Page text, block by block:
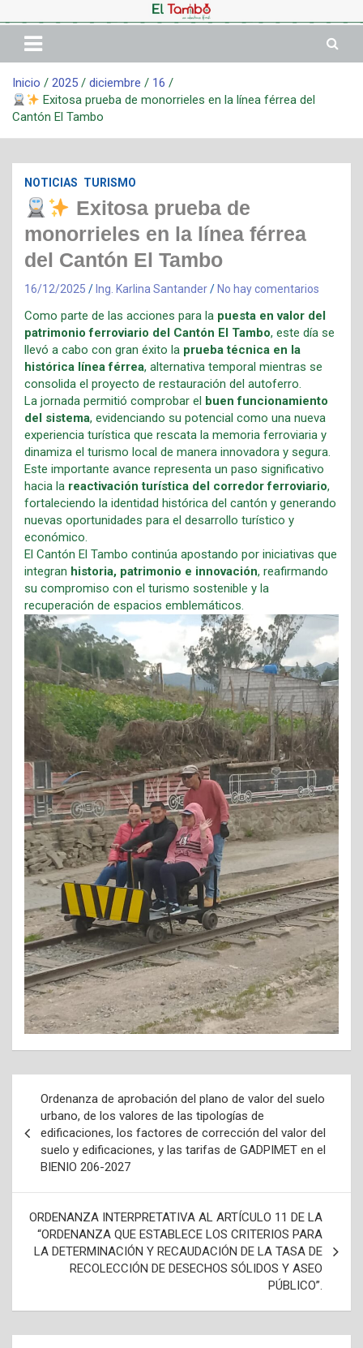
Inicio 2025 diciembre
16
Exitosa prueba de monorrieles en la línea férrea del
Cantón El Tambo
NOTICIAS TURISMO
Exitosa prueba de
monorrieles en la línea férrea
del Cantón El Tambo
16/12/2025 Ing. Karlina Santander No hay comentarios
Como parte de las acciones para la puesta en valor del
patrimonio ferroviario del Cantón El Tambo, este día se
llevó a cabo con gran éxito la prueba técnica en la
histórica línea férrea, alternativa temporal mientras se
consolida el proyecto de restauración del autoferro.
La jornada permitió comprobar el buen funcionamiento
del sistema, evidenciando su potencial como una nueva
experiencia turística que rescata la memoria ferroviaria y
dinamiza el turismo local de manera innovadora y segura.
Este importante avance representa un paso significativo
hacia la reactivación turística del corredor ferroviario,
fortaleciendo la identidad histórica del cantón y generando
nuevas oportunidades para el desarrollo turístico y
económico.
El Cantón El Tambo continúa apostando por iniciativas que
integran historia, patrimonio e innovación, reafirmando
su compromiso con el turismo sostenible y la
recuperación de espacios emblemáticos.
Ordenanza de aprobación del plano de valor del suelo
urbano, de los valores de las tipologías de
edificaciones, los factores de corrección del valor del
suelo y edificaciones, y las tarifas de GADPIMET en el
BIENIO 206-2027
ORDENANZA INTERPRETATIVA AL ARTÍCULO 11 DE LA
“ORDENANZA QUE ESTABLECE LOS CRITERIOS PARA
LA DETERMINACIÓN Y RECAUDACIÓN DE LA TASA DE
RECOLECCIÓN DE DESECHOS SÓLIDOS Y ASEO
PÚBLICO”.